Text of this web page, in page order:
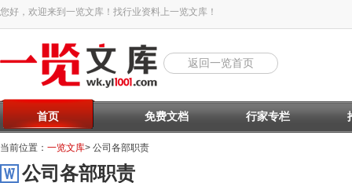
您好，欢迎来到一览文库！找行业资料上一览文库！
返回一览首页
首页 免费文档 行家专栏
当前位置： 一览文库> 公司各部职责
公司各部职责